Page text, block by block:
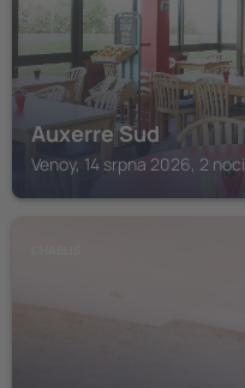
Auxerre Sud
Venoy, 14 srpna 2026, 2 noci